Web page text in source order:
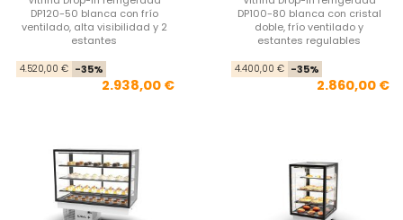
DP120-50 blanca con frío
ventilado, alta visibilidad y 2
estantes
Precio base
4.520,00 € -35%
2.938,00 €
DP100-80 blanca con cristal
doble, frío ventilado y
estantes regulables
4.400,00 € -35%
2.860,00 €